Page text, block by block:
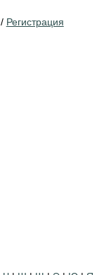
/ Регистрация